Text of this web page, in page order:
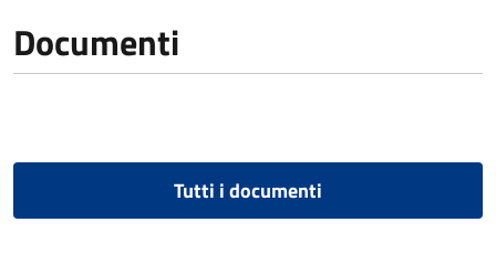
Documenti
Tutti i documenti